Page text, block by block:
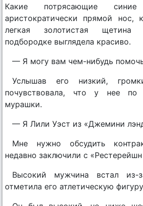
Какие потрясающие
аристократически прямой нос,
легкая золотистая щетина
подбородке выглядела красиво.
— Я могу вам чем-нибудь
Услышав его низкий,
почувствовала, что у нее по
мурашки.
— Я Лили Уэст из «Джемини
Мне нужно обсудить
недавно заключили с
Высокий мужчина встал
отметила его атлетическую